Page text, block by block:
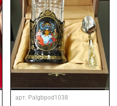
арт. Palgbpod1038